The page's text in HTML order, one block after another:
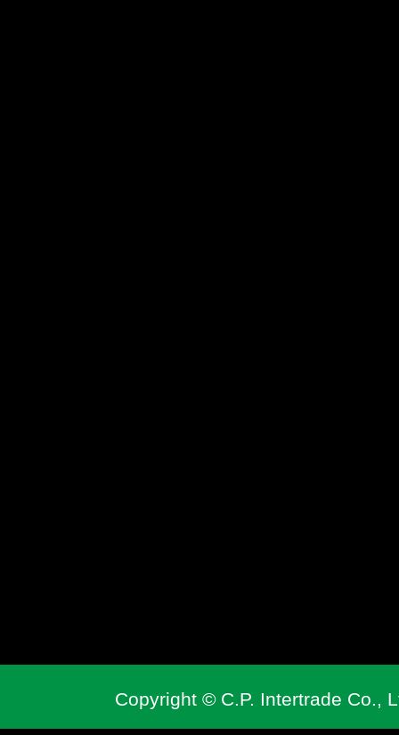
Copyright © C.P. Intertrade Co.,